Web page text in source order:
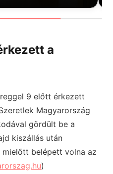
a
9 előtt érkezett
Magyarország
gördült be a
kiszállás után
belépett volna az
)